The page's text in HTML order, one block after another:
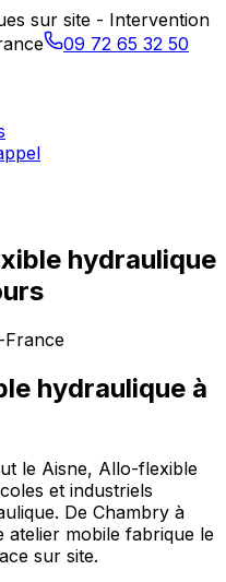
sur site - Intervention
09 72 65 32 50
hydraulique
France
hydraulique à
le Aisne, Allo-flexible
et industriels
De Chambry à
mobile fabrique le
sur site.